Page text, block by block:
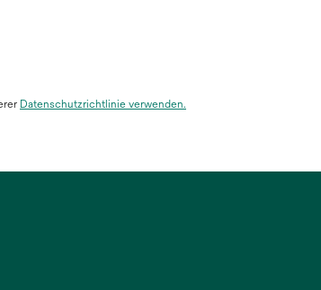
Datenschutzrichtlinie verwenden.